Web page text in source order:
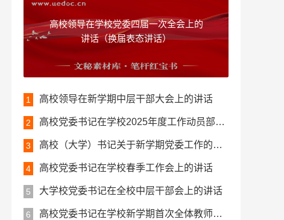
高校领导在学校党委四届一次全会上的
讲话（换届表态讲话）
1 高校领导在新学期中层干部大会上的讲话
2 高校党委书记在学校2025年度工作动员部署会上的讲话
3 高校（大学）书记关于新学期党委工作的讲话
4 高校党委书记在学校春季工作会上的讲话
5 大学校党委书记在全校中层干部会上的讲话
6 高校党委书记在学校新学期首次全体教师大会上的讲话